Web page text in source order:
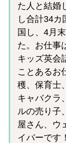
た人と結婚
し合計34
国し、4月
た。お仕事
キッズ英会
ことあるお
穫、保育士
キャバクラ
ルの売り子
屋さん、ウ
イバーです！